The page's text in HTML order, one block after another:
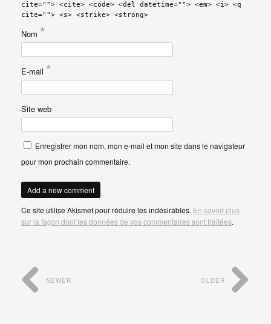
cite=""> <cite> <code> <del datetime=""> <em> <i> <q
cite=""> <s> <strike> <strong>
Nom *
E-mail *
Site web
Enregistrer mon nom, mon e-mail et mon site dans le navigateur
pour mon prochain commentaire.
Ce site utilise Akismet pour réduire les indésirables. En savoir plus
sur la façon dont les données de vos commentaires sont traitées.
OLDER
NEWER